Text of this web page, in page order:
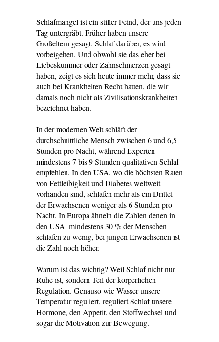
Schlafmangel ist ein stiller Feind, der uns jeden
Tag untergräbt. Früher haben unsere
Großeltern gesagt: Schlaf darüber, es wird
vorbeigehen. Und obwohl sie das eher bei
Liebeskummer oder Zahnschmerzen gesagt
haben, zeigt es sich heute immer mehr, dass sie
auch bei Krankheiten Recht hatten, die wir
damals noch nicht als Zivilisationskrankheiten
bezeichnet haben.
In der modernen Welt schläft der
durchschnittliche Mensch zwischen 6 und 6,5
Stunden pro Nacht, während Experten
mindestens 7 bis 9 Stunden qualitativen Schlaf
empfehlen. In den USA, wo die höchsten Raten
von Fettleibigkeit und Diabetes weltweit
vorhanden sind, schlafen mehr als ein Drittel
der Erwachsenen weniger als 6 Stunden pro
Nacht. In Europa ähneln die Zahlen denen in
den USA: mindestens 30 % der Menschen
schlafen zu wenig, bei jungen Erwachsenen ist
die Zahl noch höher.
Warum ist das wichtig? Weil Schlaf nicht nur
Ruhe ist, sondern Teil der körperlichen
Regulation. Genauso wie Wasser unsere
Temperatur reguliert, reguliert Schlaf unsere
Hormone, den Appetit, den Stoffwechsel und
sogar die Motivation zur Bewegung.